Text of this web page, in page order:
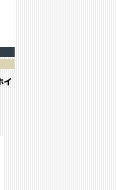
イ